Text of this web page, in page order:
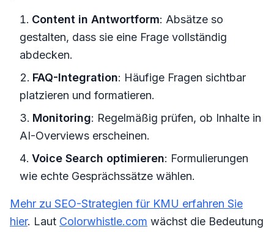
Content in Antwortform: Absätze so
gestalten, dass sie eine Frage vollständig
abdecken.
FAQ-Integration: Häufige Fragen sichtbar
platzieren und formatieren.
Monitoring: Regelmäßig prüfen, ob Inhalte in
AI-Overviews erscheinen.
Voice Search optimieren: Formulierungen
wie echte Gesprächssätze wählen.
Mehr zu SEO-Strategien für KMU erfahren Sie
hier. Laut Colorwhistle.com wächst die Bedeutung